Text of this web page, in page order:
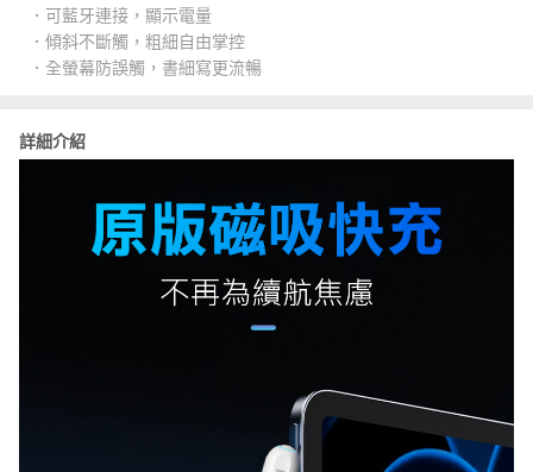
．可藍牙連接，顯示電量
．傾斜不斷觸，粗細自由掌控
．全螢幕防誤觸，書細寫更流暢
詳細介紹